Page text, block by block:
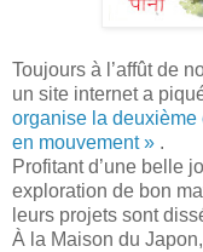
Toujours à l’affût de
un site internet a
organise la
en mouvement » .
Profitant d’une belle
exploration de bon
leurs projets sont
À la Maison du